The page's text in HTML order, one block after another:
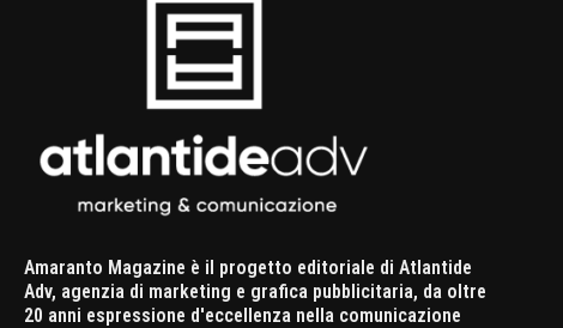
Amaranto Magazine è il progetto editoriale di Atlantide
Adv, agenzia di marketing e grafica pubblicitaria, da oltre
20 anni espressione d'eccellenza nella comunicazione